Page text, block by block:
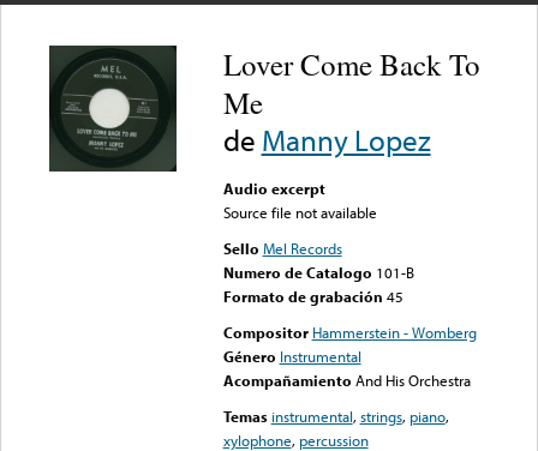
Lover Come Back To
Me
de Manny Lopez
Audio excerpt
Source file not available
Sello Mel Records
Numero de Catalogo 101-B
Formato de grabación 45
Compositor Hammerstein - Womberg
Género Instrumental
Acompañamiento And His Orchestra
Temas instrumental,strings, piano,
xylophone, percussion